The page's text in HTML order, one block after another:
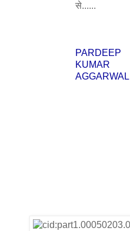
से......
PARDEEP
KUMAR
AGGARWAL